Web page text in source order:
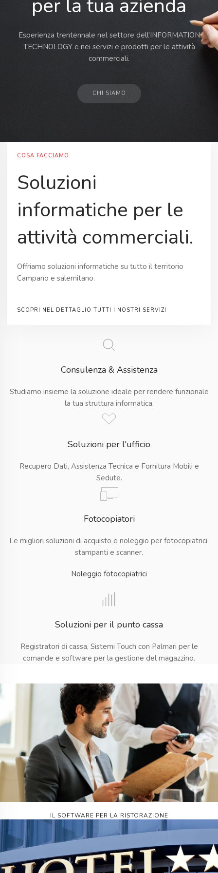
per la tua azienda
Esperienza trentennale nel settore dell'INFORMATION
TECHNOLOGY e nei servizi e prodotti per le attività
commerciali.
CHI SIAMO
COSA FACCIAMO
Soluzioni
informatiche per le
attività commerciali.
Offriamo soluzioni informatiche su tutto il territorio
Campano e salernitano.
SCOPRI NEL DETTAGLIO TUTTI I NOSTRI SERVIZI
Consulenza & Assistenza
Studiamo insieme la soluzione ideale per rendere funzionale
la tua struttura informatica.
Soluzioni per l'ufficio
Recupero Dati, Assistenza Tecnica e Fornitura Mobili e
Sedute.
Fotocopiatori
Le migliori soluzioni di acquisto e noleggio per fotocopiatrici,
stampanti e scanner.
Noleggio fotocopiatrici
Soluzioni per il punto cassa
Registratori di cassa, Sistemi Touch con Palmari per le
comande e software per la gestione del magazzino.
IL SOFTWARE PER LA RISTORAZIONE